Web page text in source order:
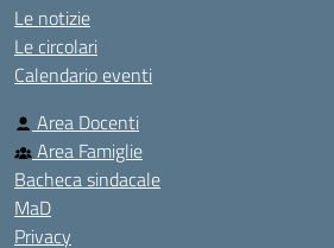
Le notizie
Le circolari
Calendario eventi
Area Docenti
Area Famiglie
Bacheca sindacale
MaD
Privacy